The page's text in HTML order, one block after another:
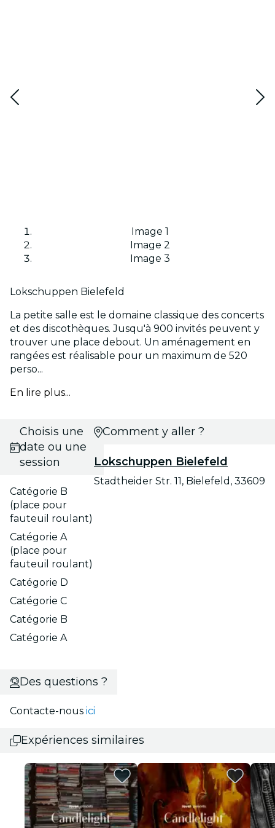
Image 1
Image 2
Image 3
Lokschuppen Bielefeld
La petite salle est le domaine classique des concerts
et des discothèques. Jusqu'à 900 invités peuvent y
trouver une place debout. Un aménagement en
rangées est réalisable pour un maximum de 520
perso...
En lire plus...
Choisis une
date ou une
session
Catégorie B
(place pour
fauteuil roulant)
Catégorie A
(place pour
fauteuil roulant)
Catégorie D
Catégorie C
Catégorie B
Catégorie A
Comment y aller ?
Lokschuppen Bielefeld
Stadtheider Str. 11, Bielefeld, 33609
Des questions ?
Contacte-nous ici
Expériences similaires